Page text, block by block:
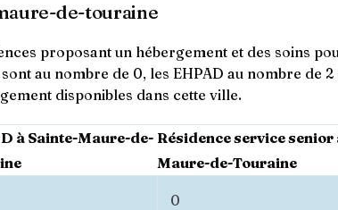
de-touraine
proposant un hébergement et des soins
au nombre de 0, les EHPAD au nombre de
disponibles dans cette ville.
à Sainte-Maure-de- Résidence service senior
Maure-de-Touraine
0